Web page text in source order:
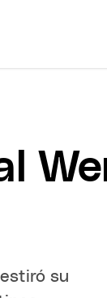
su